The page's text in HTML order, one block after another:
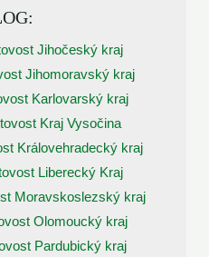
Jihočeský kraj
Jihomoravský kraj
Karlovarský kraj
Kraj Vysočina
Královehradecký kraj
Liberecký Kraj
Moravskoslezský kraj
Olomoucký kraj
Pardubický kraj